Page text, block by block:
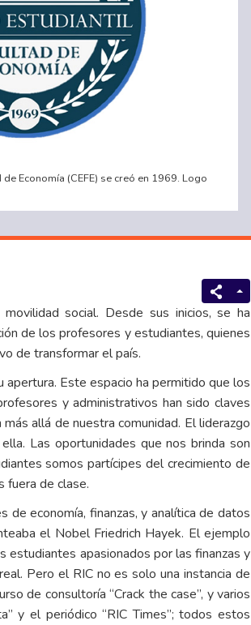
Economía (CEFE) se creó en 1969. Logo
social. Desde sus inicios, se ha
de los profesores y estudiantes, quienes
de transformar el país.
Este espacio ha permitido que los
y administrativos han sido claves
allá de nuestra comunidad. El liderazgo
Las oportunidades que nos brinda son
somos partícipes del crecimiento de
fuera de clase.
economía, finanzas, y analítica de datos
el Nobel Friedrich Hayek. El ejemplo
apasionados por las finanzas y
Pero el RIC no es solo una instancia de
de consultoría “Crack the case”, y varios
y el periódico “RIC Times”; todos estos